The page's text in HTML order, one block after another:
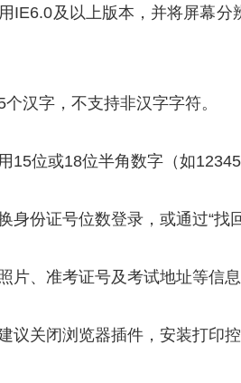
IE6.0及以上版本，并将屏幕
汉字，不支持非汉字字符。
15位或18位半角数字（如
份证号位数登录，或通过“找
片、准考证号及考试地址等信息
议关闭浏览器插件，安装打印控